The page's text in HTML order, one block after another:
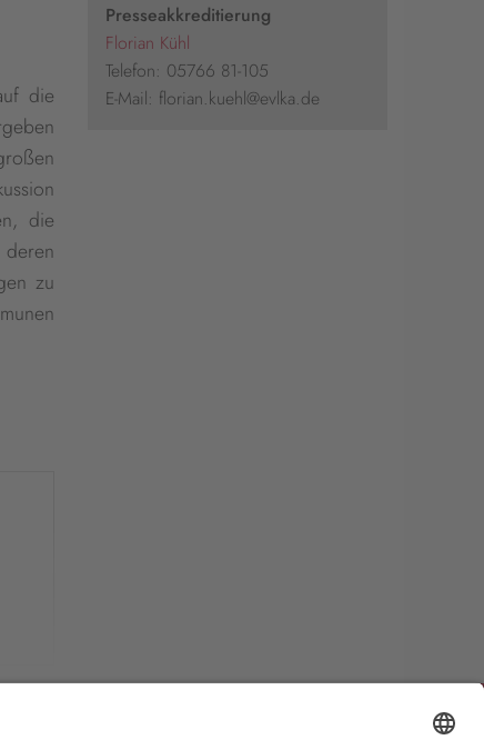
die
die
zu
Presseakkreditierung
Florian Kühl
Telefon: 05766 81-105
E-Mail: florian.kuehl@evlka.de